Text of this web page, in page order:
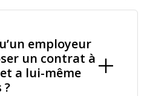
employeur
un contrat à
a lui-même
?